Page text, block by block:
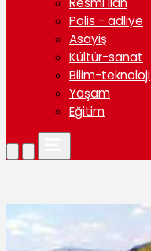
Polis - adliye
Asayiş
Kültür-sanat
Bilim-teknoloji
Yaşam
Eğitim